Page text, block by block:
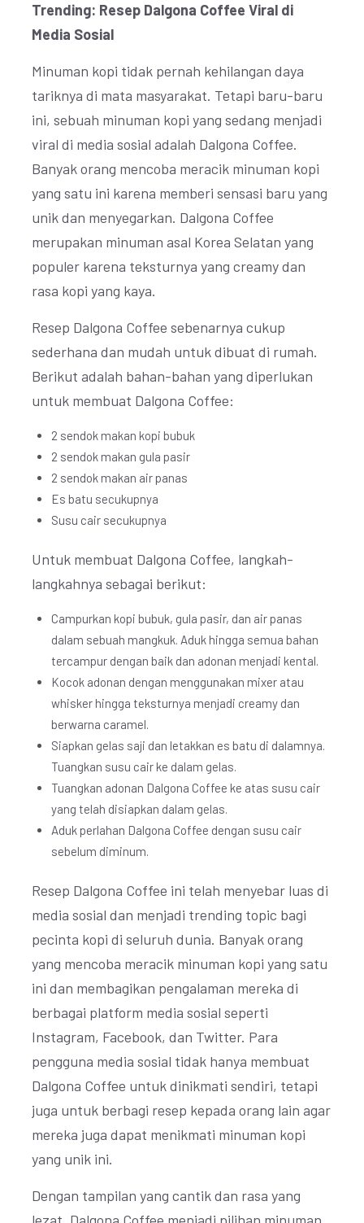
Trending: Resep Dalgona Coffee Viral di
Media Sosial
Minuman kopi tidak pernah kehilangan daya
tariknya di mata masyarakat. Tetapi baru-baru
ini, sebuah minuman kopi yang sedang menjadi
viral di media sosial adalah Dalgona Coffee.
Banyak orang mencoba meracik minuman kopi
yang satu ini karena memberi sensasi baru yang
unik dan menyegarkan. Dalgona Coffee
merupakan minuman asal Korea Selatan yang
populer karena teksturnya yang creamy dan
rasa kopi yang kaya.
Resep Dalgona Coffee sebenarnya cukup
sederhana dan mudah untuk dibuat di rumah.
Berikut adalah bahan-bahan yang diperlukan
untuk membuat Dalgona Coffee:
2 sendok makan kopi bubuk
2 sendok makan gula pasir
2 sendok makan air panas
Es batu secukupnya
Susu cair secukupnya
Untuk membuat Dalgona Coffee, langkah-
langkahnya sebagai berikut:
Campurkan kopi bubuk, gula pasir, dan air panas
dalam sebuah mangkuk. Aduk hingga semua bahan
tercampur dengan baik dan adonan menjadi kental.
Kocok adonan dengan menggunakan mixer atau
whisker hingga teksturnya menjadi creamy dan
berwarna caramel.
Siapkan gelas saji dan letakkan es batu di dalamnya.
Tuangkan susu cair ke dalam gelas.
Tuangkan adonan Dalgona Coffee ke atas susu cair
yang telah disiapkan dalam gelas.
Aduk perlahan Dalgona Coffee dengan susu cair
sebelum diminum.
Resep Dalgona Coffee ini telah menyebar luas di
media sosial dan menjadi trending topic bagi
pecinta kopi di seluruh dunia. Banyak orang
yang mencoba meracik minuman kopi yang satu
ini dan membagikan pengalaman mereka di
berbagai platform media sosial seperti
Instagram, Facebook, dan Twitter. Para
pengguna media sosial tidak hanya membuat
Dalgona Coffee untuk dinikmati sendiri, tetapi
juga untuk berbagi resep kepada orang lain agar
mereka juga dapat menikmati minuman kopi
yang unik ini.
Dengan tampilan yang cantik dan rasa yang